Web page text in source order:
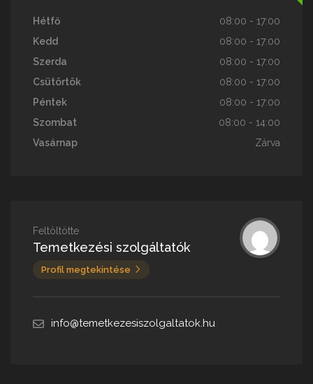
Hétfő
08:00 - 17:00
Kedd
08:00 - 17:00
Szerda
08:00 - 17:00
Csütörtök
08:00 - 17:00
Péntek
08:00 - 17:00
Szombat
08:00 - 14:00
Vasárnap
Zárva
Feltöltötte
Temetkezési szolgáltatók
Profil megtekintése
info@temetkezesiszolgaltatok.hu